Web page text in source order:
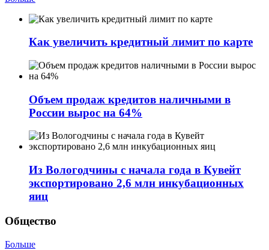
Как увеличить кредитный лимит по карте
Объем продаж кредитов наличными в
России вырос на 64%
Из Вологодчины с начала года в Кувейт
экспортировано 2,6 млн инкубационных
яиц
Общество
Больше